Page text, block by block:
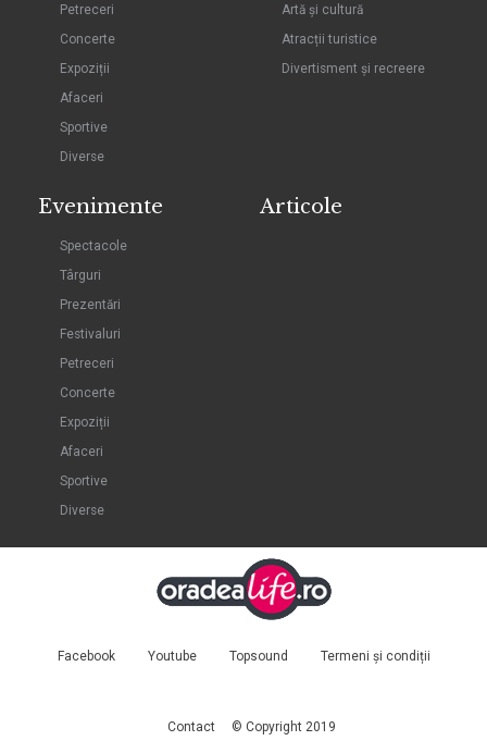
Petreceri
Concerte
Expoziții
Afaceri
Sportive
Diverse
Artă și cultură
Atracții turistice
Divertisment și recreere
Evenimente
Spectacole
Târguri
Prezentări
Festivaluri
Petreceri
Concerte
Expoziții
Afaceri
Sportive
Diverse
Articole
Facebook Youtube Topsound Termeni și condiții
Contact © Copyright 2019